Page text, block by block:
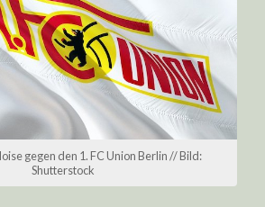
gegen den 1. FC Union Berlin // Bild:
Shutterstock